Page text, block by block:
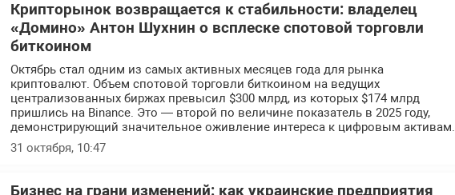
Крипторынок возвращается к стабильности: владелец
«Домино» Антон Шухнин о всплеске спотовой торговли
биткоином
Октябрь стал одним из самых активных месяцев года для рынка
криптовалют. Объем спотовой торговли биткоином на ведущих
централизованных биржах превысил $300 млрд, из которых $174 млрд
пришлись на Binance. Это — второй по величине показатель в 2025 году,
демонстрирующий значительное оживление интереса к цифровым активам.
31 октября, 10:47
Бизнес на грани изменений: как украинские предприятия